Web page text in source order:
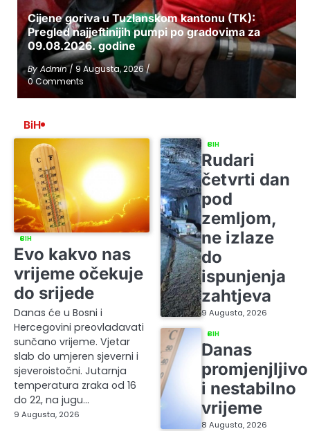
Cijene goriva u Tuzlanskom kantonu (TK):
Pregled najjeftinijih pumpi po gradovima za
09.08.2026. godine
ByAdmin/ 9 Augusta, 2026/
0 Comments
BiH
BIH
Evo kakvo nas
vrijeme očekuje
do srijede
Danas će u Bosni i
Hercegovini preovladavati
sunčano vrijeme. Vjetar
slab do umjeren sjeverni i
sjeveroistočni. Jutarnja
temperatura zraka od 16
do 22, na jugu…
9 Augusta, 2026
BIH
Rudari
četvrti dan
pod
zemljom,
ne izlaze
do
ispunjenja
zahtjeva
9 Augusta, 2026
BIH
Danas
promjenjljivo
i nestabilno
vrijeme
8 Augusta, 2026